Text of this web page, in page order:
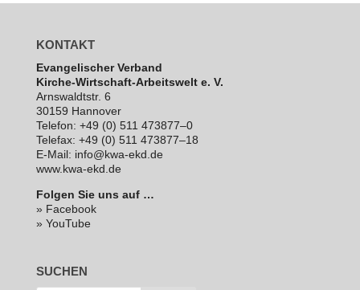
KONTAKT
Evan­ge­li­scher Verband
Kirche-Wirt­schaft-Arbeits­welt e. V.
Arns­waldt­str. 6
30159 Hannover
Telefon: +49 (0) 511 473877–0
Telefax: +49 (0) 511 473877–18
E‑Mail: info@kwa-ekd.de
www.kwa-ekd.de
Folgen Sie uns auf …
» Facebook
» YouTube
SUCHEN